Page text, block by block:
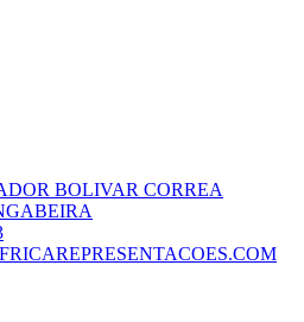
BOLIVAR CORREA